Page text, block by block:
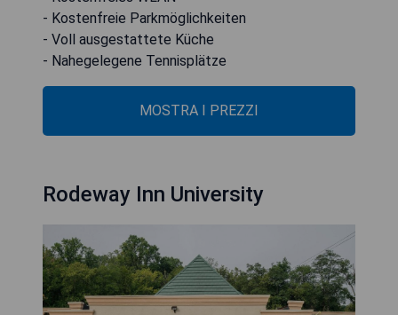
- Kostenfreie Parkmöglichkeiten
- Voll ausgestattete Küche
- Nahegelegene Tennisplätze
MOSTRA I PREZZI
Rodeway Inn University